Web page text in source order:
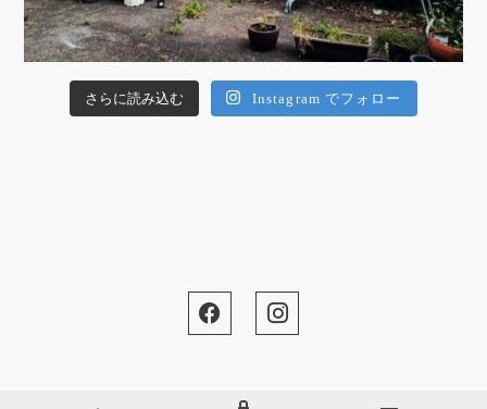
さらに読み込む Instagram でフォロー